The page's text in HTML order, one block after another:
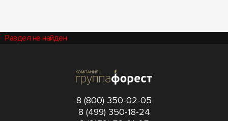
Раздел не найден
8 (800) 350-02-05
8 (499) 350-18-24